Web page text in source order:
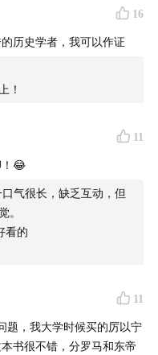
Kevin MacLeod
海斛律网络科技有限
16
历史学者，我可以作证
！
11
！😂
气很长，缺乏互动，但
。
看的
11
题，我大学时候买的厉以宁
书很不错，分罗马和东帝